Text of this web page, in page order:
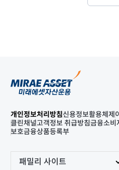
개인정보처리방침신용정보활용체제
클린채널고객정보 취급방침금융소비
보호금융상품등록부
패밀리 사이트